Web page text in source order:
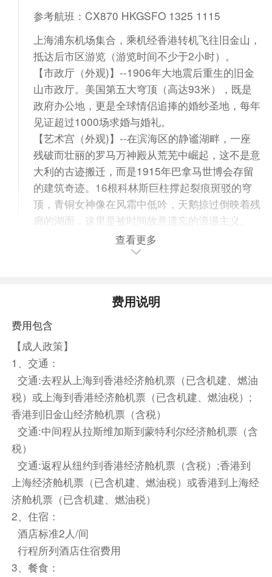
参考航班：CX870 HKGSFO 1325 1115
上海浦东机场集合，乘机经香港转机飞往旧金山，
抵达后市区游览（游览时间不少于2小时）。
【市政厅（外观)】--1906年大地震后重生的旧金
山市政厅。美国第五大穹顶（高达93米），既是
政府办公地，更是全球情侣追捧的婚纱圣地，每年
见证超过1000场求婚与婚礼。
【艺术宫（外观)】--在滨海区的静谧湖畔，一座
残破而壮丽的罗马万神殿从荒芜中崛起，这不是意
大利的古迹搬迁，而是1915年巴拿马世博会存留
的建筑奇迹。16根科林斯巨柱撑起裂痕斑驳的穹
顶，青铜女神像在风霜中低吟，天鹅掠过倒映着残
廊的湖面，这里是被时间故意遗忘的浪漫主义。
【金门大桥】--在太平洋与旧金山湾的交界处，一
道2.7公里长的橙色钢铁巨人凌空飞架。这不是普
更是人类工程学与原始自然力相爱相杀的世纪见证
者。
【渔人码头】--在39号码头的木栈道上，海狮群正
躺在浮板上开辩论大会，面包篮里的酸酵母香飘过
百年海盗船，街头艺人把火把舞成了风车。这里不
是主题公园，而是旧金山野生的灵魂所在：渔人码
头。从意大利渔夫们的舢板据点，蜕变成太平洋岸
混搭的美食娱乐帝国。
游览结束后驱车前往蒙特雷半岛，抵达后入住酒店
休息。
团队晚餐
餐饮
早餐：自理
住宿
旧金山焦点酒店 或 奥克兰机场酒店
查看更多
费用说明
费用包含
【成人政策】
1、交通：
交通:去程从上海到香港经济舱机票（已含机建、燃油
税）或上海到香港经济舱机票（已含机建、燃油税）;
香港到旧金山经济舱机票（含税）
交通:中间程从拉斯维加斯到蒙特利尔经济舱机票（含
税）
交通:返程从纽约到香港经济舱机票（含税）;香港到
上海经济舱机票（已含机建、燃油税）或香港到上海经
济舱机票（已含机建、燃油税）
2、住宿：
酒店标准2人/间
行程所列酒店住宿费用
3、餐食：